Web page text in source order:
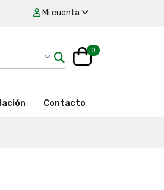
Mi cuenta
0
Contacto